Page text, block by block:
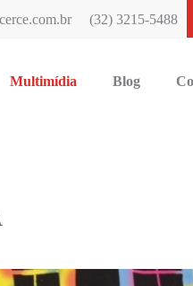
(32) 3215-5488
Multimídia Blog